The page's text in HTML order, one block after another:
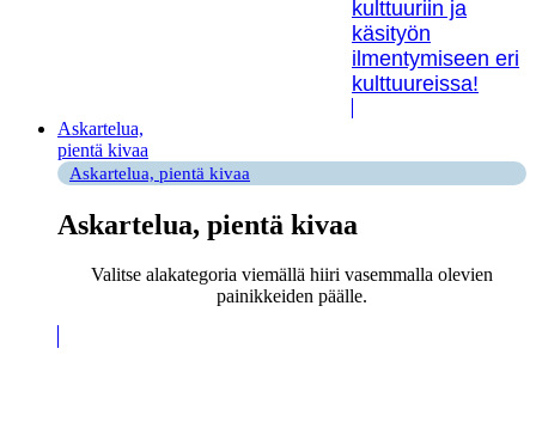
kulttuuriin ja
käsityön
ilmentymiseen eri
kulttuureissa!
Askartelua,
pientä kivaa
Askartelua, pientä kivaa
Askartelua, pientä kivaa
Valitse alakategoria viemällä hiiri vasemmalla olevien
painikkeiden päälle.